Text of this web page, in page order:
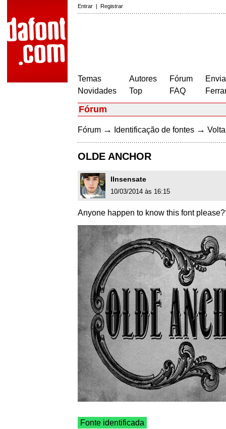
Entrar | Registrar
Temas
Novidades
Autores
Top
Fórum
FAQ
Fórum
Fórum → Identificação de fontes →
OLDE ANCHOR
IInsensate
10/03/2014 às 16:15
Anyone happen to know this font
Fonte identificada